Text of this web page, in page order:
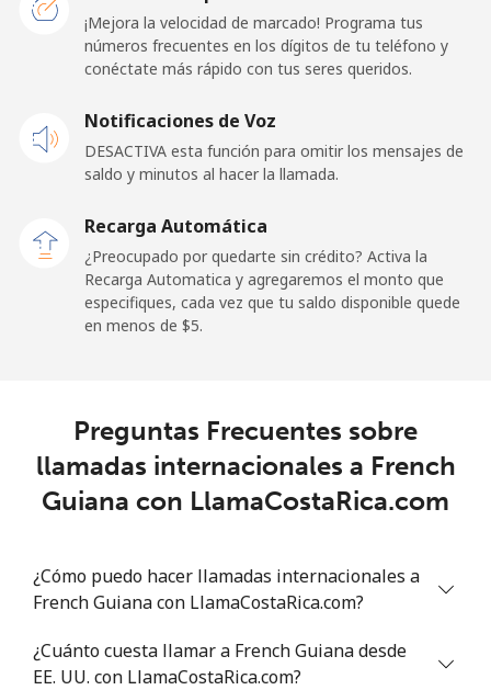
Línea fija ⁦1.5¢⁩ 333 min por ⁦$5⁩
⁦2.4¢⁩ 208 min por ⁦$5⁩
Celular ⁦30.9¢⁩ 16 min por ⁦$5⁩ -
French Polynesia
Celular ⁦33.9¢⁩ 14 min por ⁦$5⁩
¡Mejora la velocidad de marcado! Programa tus
números frecuentes en los dígitos de tu teléfono y
conéctate más rápido con tus seres queridos.
Notificaciones de Voz
DESACTIVA esta función para omitir los mensajes de
saldo y minutos al hacer la llamada.
Recarga Automática
¿Preocupado por quedarte sin crédito? Activa la
Recarga Automatica y agregaremos el monto que
especifiques, cada vez que tu saldo disponible quede
en menos de ⁦$5⁩.
Preguntas Frecuentes sobre
llamadas internacionales a French
Guiana con LlamaCostaRica.com
¿Cómo puedo hacer llamadas internacionales a
French Guiana con LlamaCostaRica.com?
¿Cuánto cuesta llamar a French Guiana desde
EE. UU. con LlamaCostaRica.com?